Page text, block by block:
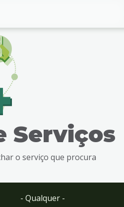
Serviços
o serviço que procura
- Qualquer -